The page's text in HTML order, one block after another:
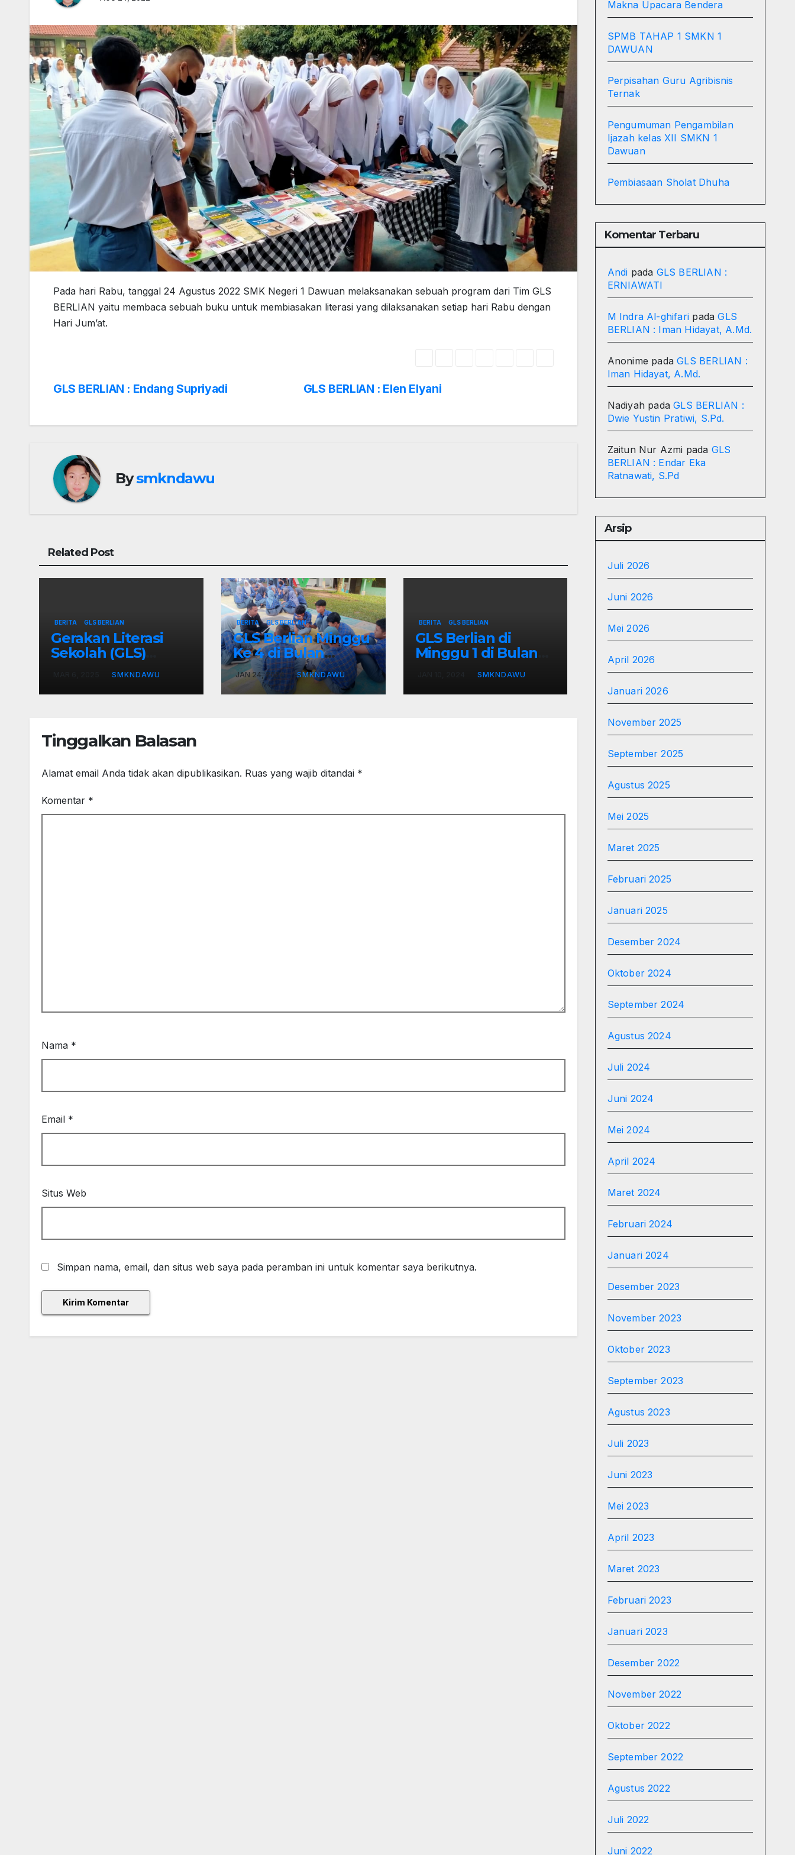
Pada hari Rabu, tanggal 24 Agustus 2022 SMK Negeri 1 Dawuan melaksanakan sebuah program dari Tim GLS
BERLIAN yaitu membaca sebuah buku untuk membiasakan literasi yang dilaksanakan setiap hari Rabu dengan
Hari Jum’at.
Navigasi
GLS BERLIAN : Elen Elyani
GLS BERLIAN : Endang Supriyadi
Bysmkndawu
Related Post
BERITA GLS BERLIAN
Gerakan Literasi
Sekolah (GLS)
Berdayakan Literasi
Dawuan (BERLIAN)
SMKNDAWU
BERITA GLS BERLIAN
GLS Berlian Minggu
Ke 4 di Bulan
Januari Tahun 2024
JAN 24, 2024 SMKNDAWU
BERITA GLS BERLIAN
GLS Berlian di
Minggu 1 di Bulan
Januari Tahun 2024
SMKNDAWU
Tinggalkan Balasan
Alamat email Anda tidak akan dipublikasikan. Ruas yang wajib ditandai *
Komentar *
Nama *
Email *
Situs Web
Simpan nama, email, dan situs web saya pada peramban ini untuk komentar saya berikutnya.
Makna Upacara Bendera
SPMB TAHAP 1 SMKN 1
DAWUAN
Perpisahan Guru Agribisnis
Ternak
Pengumuman Pengambilan
Ijazah kelas XII SMKN 1
Dawuan
Pembiasaan Sholat Dhuha
Komentar Terbaru
Andi pada GLS BERLIAN :
ERNIAWATI
M Indra Al-ghifari padaGLS
BERLIAN : Iman Hidayat, A.Md.
Anonime padaGLS BERLIAN :
Iman Hidayat, A.Md.
NadiyahpadaGLS BERLIAN :
Dwie Yustin Pratiwi, S.Pd.
Zaitun Nur Azmi pada GLS
BERLIAN : Endar Eka
Ratnawati, S.Pd
Arsip
Juli 2026
Juni 2026
Mei 2026
April 2026
Januari 2026
November 2025
September 2025
Agustus 2025
Mei 2025
Maret 2025
Februari 2025
Januari 2025
Desember 2024
Oktober 2024
September 2024
Agustus 2024
Juli 2024
Juni 2024
Mei 2024
April 2024
Maret 2024
Februari 2024
Januari 2024
Desember 2023
November 2023
Oktober 2023
September 2023
Agustus 2023
Juli 2023
Juni 2023
Mei 2023
April 2023
Maret 2023
Februari 2023
Januari 2023
Desember 2022
November 2022
Oktober 2022
September 2022
Agustus 2022
Juli 2022
Juni 2022